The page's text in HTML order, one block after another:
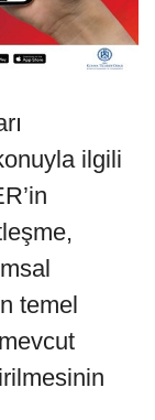
ilgili
temel